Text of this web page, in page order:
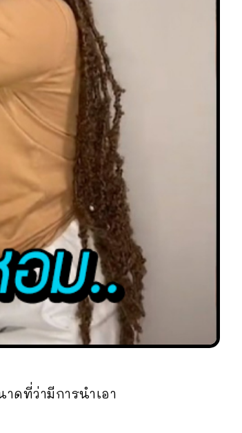
ดที่ว่ามีการนำเอา